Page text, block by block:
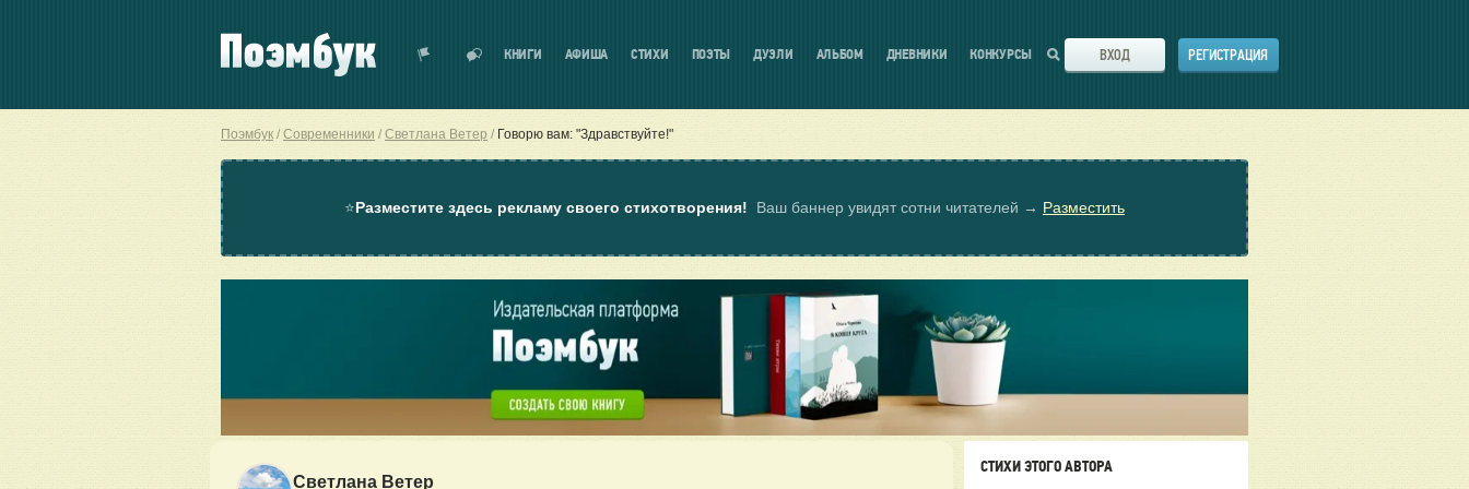
КНИГИ АФИША СТИХИ ПОЭТЫ ДУЭЛИ АЛЬБОМ ДНЕВНИКИ КОНКУРСЫ ВХОД РЕГИСТРАЦИЯ
Поэмбук Современники Светлана Ветер Говорю вам: "Здравствуйте!"
⭐Разместите здесь рекламу своего стихотворения! Ваш баннер увидят сотни читателей → Разместить
Светлана Ветер
СТИХИ ЭТОГО АВТОРА